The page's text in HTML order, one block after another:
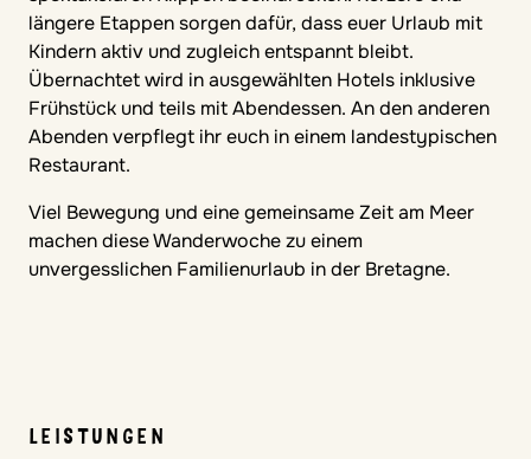
längere Etappen sorgen dafür, dass euer Urlaub mit
Kindern aktiv und zugleich entspannt bleibt.
Übernachtet wird in ausgewählten Hotels inklusive
Frühstück und teils mit Abendessen. An den anderen
Abenden verpflegt ihr euch in einem landestypischen
Restaurant.
Viel Bewegung und eine gemeinsame Zeit am Meer
machen diese Wanderwoche zu einem
unvergesslichen Familienurlaub in der Bretagne.
LEISTUNGEN